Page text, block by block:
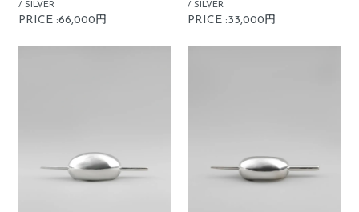
/ SILVER
PRICE :66,000円
/ SILVER
PRICE :33,000円